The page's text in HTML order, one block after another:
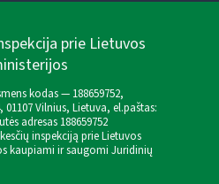
prie Lietuvos
kodas — 188659752,
01107 Vilnius, Lietuva, el.paštas:
adresas 188659752
inspekciją prie Lietuvos
kaupiami ir saugomi Juridinių